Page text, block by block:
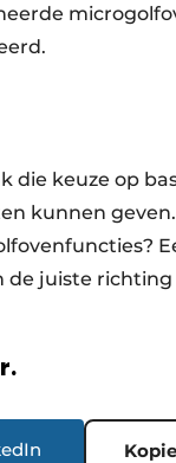
die keuze op
kunnen
de juiste